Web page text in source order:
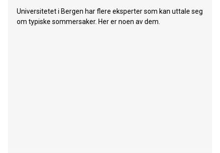
Universitetet i Bergen har flere eksperter som kan uttale seg
om typiske sommersaker. Her er noen av dem.